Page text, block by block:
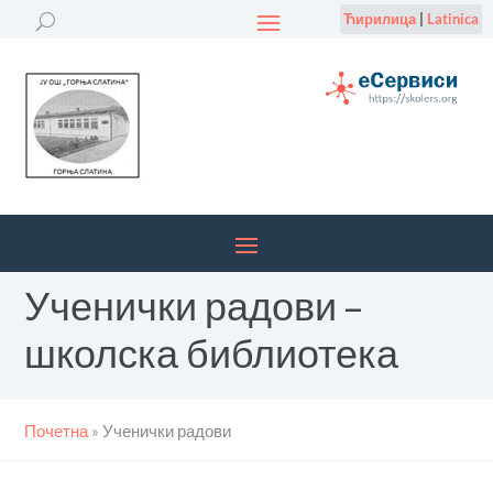
Ћирилица| Latinica
Ученички радови –
школска библиотека
Почетна »Ученички радови